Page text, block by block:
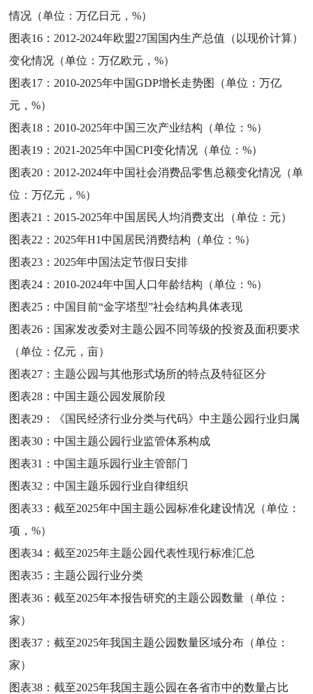
情况（单位：万亿日元，%）
图表16： 2012-2024年欧盟27国国内生产总值（以现价计算）
变化情况（单位：万亿欧元，%）
图表17： 2010-2025年中国GDP增长走势图（单位：万亿
元，%）
图表18： 2010-2025年中国三次产业结构（单位：%）
图表19： 2021-2025年中国CPI变化情况（单位：%）
图表20： 2012-2024年中国社会消费品零售总额变化情况（单
位：万亿元，%）
图表21： 2015-2025年中国居民人均消费支出（单位：元）
图表22： 2025年H1中国居民消费结构（单位：%）
图表23： 2025年中国法定节假日安排
图表24： 2010-2024年中国人口年龄结构（单位：%）
图表25：中国目前“金字塔型”社会结构具体表现
图表26： 国家发改委对主题公园不同等级的投资及面积要求
（单位：亿元，亩）
图表27： 主题公园与其他形式场所的特点及特征区分
图表28：中国主题公园发展阶段
图表29：
《国民经济行业分类与代码》中主题公园行业归属
图表30：中国主题公园行业监管体系构成
图表31：中国主题乐园行业主管部门
图表32：中国主题乐园行业自律组织
图表33：截至2025年中国主题公园标准化建设情况（单位：
项，%）
图表34：截至2025年主题公园代表性现行标准汇总
图表35： 主题公园行业分类
图表36：截至2025年本报告研究的主题公园数量（单位：
家）
图表37：截至2025年我国主题公园数量区域分布（单位：
家）
图表38：截至2025年我国主题公园在各省市中的数量占比